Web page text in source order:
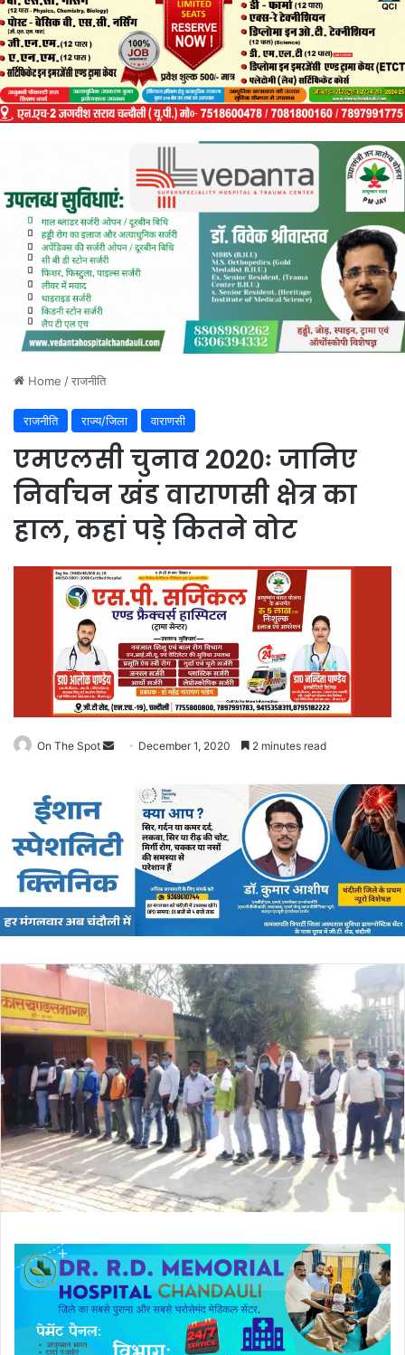
Home /राजनीति
राजनीति राज्य/जिला वाराणसी
एमएलसी चुनाव 2020ः जानिए
निर्वाचन खंड वाराणसी क्षेत्र का
हाल, कहां पड़े कितने वोट
On The Spot
Send December 1, 2020 2 minutes read